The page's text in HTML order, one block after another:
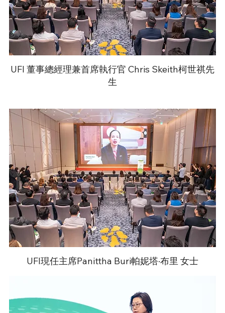
UFI 董事總經理兼首席執行官 Chris Skeith柯世祺先
生
UFI現任主席Panittha Buri帕妮塔·布里 女士